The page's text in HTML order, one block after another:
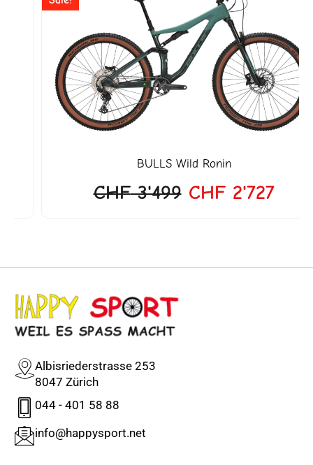
BULLSWild Ronin
CHF3'499
Preis
war:
CHF 3'499
CHF2'727
ist:
CHF
Albisriederstrasse 253
8047 Zürich
044 - 401 58 88
info@happysport.net